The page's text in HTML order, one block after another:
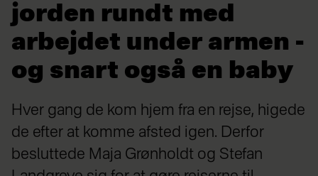
jorden rundt med
arbejdet under armen -
og snart også en baby
Hver gang de kom hjem fra en rejse, higede
de efter at komme afsted igen. Derfor
besluttede Maja Grønholdt og Stefan